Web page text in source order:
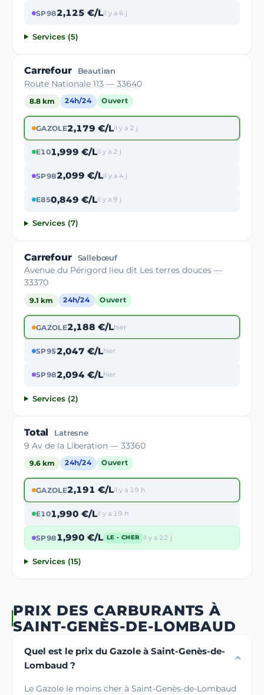
SP982,125 €/Lil y a 6 j
Services (5)
Carrefour Beautiran
Route Nationale 113 — 33640
8.8 km 24h/24 Ouvert
GAZOLE2,179 €/Lil y a 2 j
E101,999 €/Lil y a 2 j
SP982,099 €/Lil y a 4 j
E850,849 €/Lil y a 9 j
Services (7)
Carrefour Sallebœuf
Avenue du Périgord lieu dit Les terres douces —
33370
9.1 km 24h/24 Ouvert
GAZOLE2,188 €/Lhier
SP952,047 €/Lhier
SP982,094 €/Lhier
Services (2)
Total Latresne
9 Av de la Liberation — 33360
9.6 km 24h/24 Ouvert
GAZOLE2,191 €/Lil y a 19 h
E101,990 €/Lil y a 19 h
SP981,990 €/L LE - CHER il y a 22 j
Services (15)
PRIX DES CARBURANTS À
SAINT-GENÈS-DE-LOMBAUD
Quel est le prix du Gazole à Saint-Genès-de-
Lombaud ?
Le Gazole le moins cher à Saint-Genès-de-Lombaud